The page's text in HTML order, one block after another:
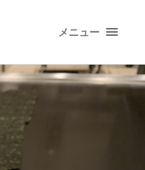
メニュー